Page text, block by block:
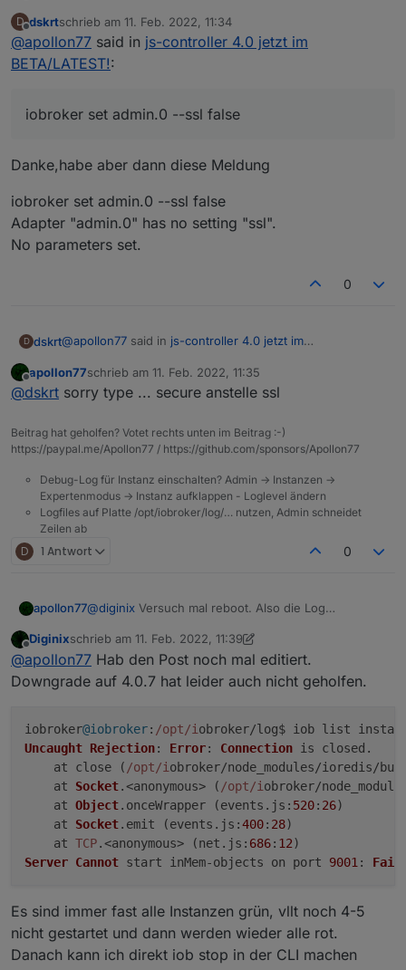
D
Offline
dskrtschrieb am 11. Feb. 2022, 11:34
zuletzt editiert von
@apollon77 said in js-controller 4.0 jetzt im
BETA/LATEST!:
iobroker set admin.0 --ssl false
Danke,habe aber dann diese Meldung
iobroker set admin.0 --ssl false
Adapter "admin.0" has no setting "ssl".
No parameters set.
0
D dskrt@apollon77 said in js-controller 4.0 jetzt im
iobroker set admin.0 --ssl false
Danke,habe aber dann diese Meldung
Adapter "admin.0" has no setting "ssl".
No parameters set.
Offline
apollon77schrieb am 11. Feb. 2022, 11:35
zuletzt editiert von
@dskrt sorry type ... secure anstelle ssl
Beitrag hat geholfen? Votet rechts unten im Beitrag :-)
https://paypal.me/Apollon77 / https://github.com/sponsors/Apollon77
Debug-Log für Instanz einschalten? Admin -> Instanzen ->
Expertenmodus -> Instanz aufklappen - Loglevel ändern
Logfiles auf Platte /opt/iobroker/log/… nutzen, Admin schneidet
Zeilen ab
D 1 Antwort 0
apollon77@diginix Versuch mal reboot. Also die Log
wird - sonst nix.
Das andere (mit dem "lock" der DB) ist der echte
Grund das es nicht startet
Offline
Diginixschrieb am 11. Feb. 2022, 11:39
zuletzt editiert von Diginix 2. Nov. 2022, 12:40
@apollon77 Hab den Post noch mal editiert.
Downgrade auf 4.0.7 hat leider auch nicht geholfen.
iobroker@iobroker: /opt/i
Uncaught Rejection: Error: Connection is closed.
    at close (
/opt/i obroker/node_modules/ioredis/
    at
Socket.<anonymous> ( /opt/i obroker/
    at
Object. onceWrapper (events. js : 520: 26)
    at
Socket. emit (events. js :400: 28)
    at
TCP.<anonymous> (net. js : 686: 12
Server Cannot start inMem-objects on port 9001 :
Es sind immer fast alle Instanzen grün, vllt noch 4-5
nicht gestartet und dann werden wieder alle rot.
Danach kann ich direkt iob stop in der CLI machen